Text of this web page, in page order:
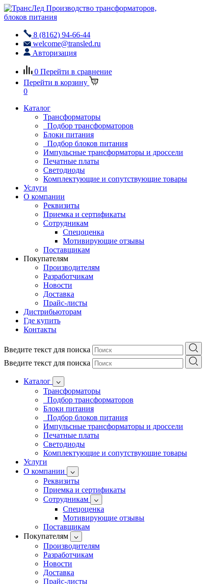
Производство трансформаторов,
блоков питания
8 (8162) 94-66-44
welcome@transled.ru
Авторизация
0 Перейти в сравнение
Перейти в корзину
0
Каталог
Трансформаторы
Подбор трансформаторов
Блоки питания
Подбор блоков питания
Импульсные трансформаторы и дроссели
Печатные платы
Светодиоды
Комплектующие и сопутствующие товары
Услуги
О компании
Реквизиты
Приемка и сертификаты
Сотрудникам
Спецоценка
Мотивирующие отзывы
Поставщикам
Покупателям
Производителям
Разработчикам
Новости
Доставка
Прайс-листы
Дистрибьюторам
Где купить
Контакты
Введите текст для поиска
Введите текст для поиска
Каталог
Трансформаторы
Подбор трансформаторов
Блоки питания
Подбор блоков питания
Импульсные трансформаторы и дроссели
Печатные платы
Светодиоды
Комплектующие и сопутствующие товары
Услуги
О компании
Реквизиты
Приемка и сертификаты
Сотрудникам
Спецоценка
Мотивирующие отзывы
Поставщикам
Покупателям
Производителям
Разработчикам
Новости
Доставка
Прайс-листы